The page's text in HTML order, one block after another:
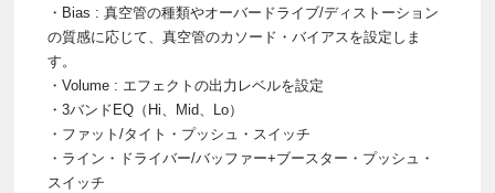
・Bias : 真空管の種類やオーバードライブ/ディストーション
の質感に応じて、真空管のカソード・バイアスを設定しま
す。
・Volume : エフェクトの出力レベルを設定
・3バンドEQ（Hi、Mid、Lo）
・ファット/タイト・プッシュ・スイッチ
・ライン・ドライバー/バッファー+ブースター・プッシュ・
スイッチ